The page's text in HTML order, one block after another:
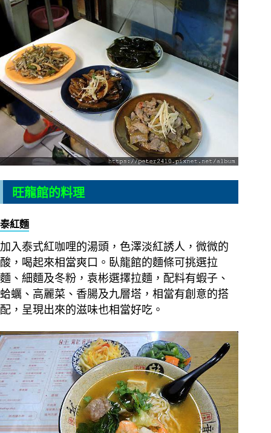
旺龍館的料理
泰紅麵
加入泰式紅咖哩的湯頭，色澤淡紅誘人，微微的
酸，喝起來相當爽口。臥龍館的麵條可挑選拉
麵、細麵及冬粉，袁彬選擇拉麵，配料有蝦子、
蛤蠣、高麗菜、香腸及九層塔，相當有創意的搭
配，呈現出來的滋味也相當好吃。